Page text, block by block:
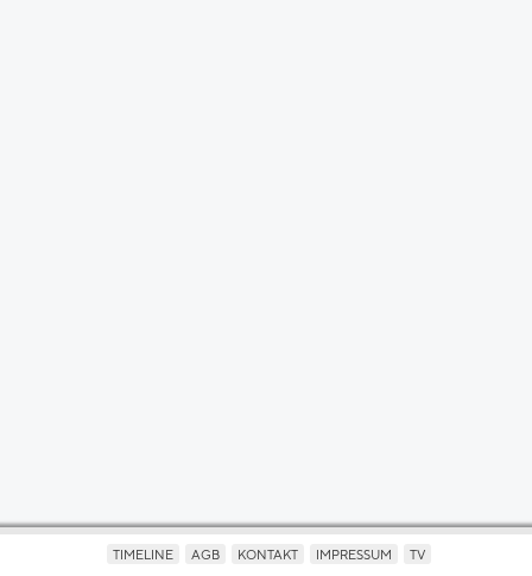
TIMELINE AGB KONTAKT IMPRESSUM TV